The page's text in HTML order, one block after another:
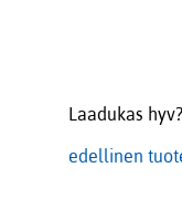
Laadukas hyv?
edellinen